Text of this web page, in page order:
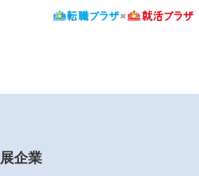
企業